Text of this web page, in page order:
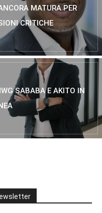
MATURA PER
CRITICHE
SABABA E AKITO IN